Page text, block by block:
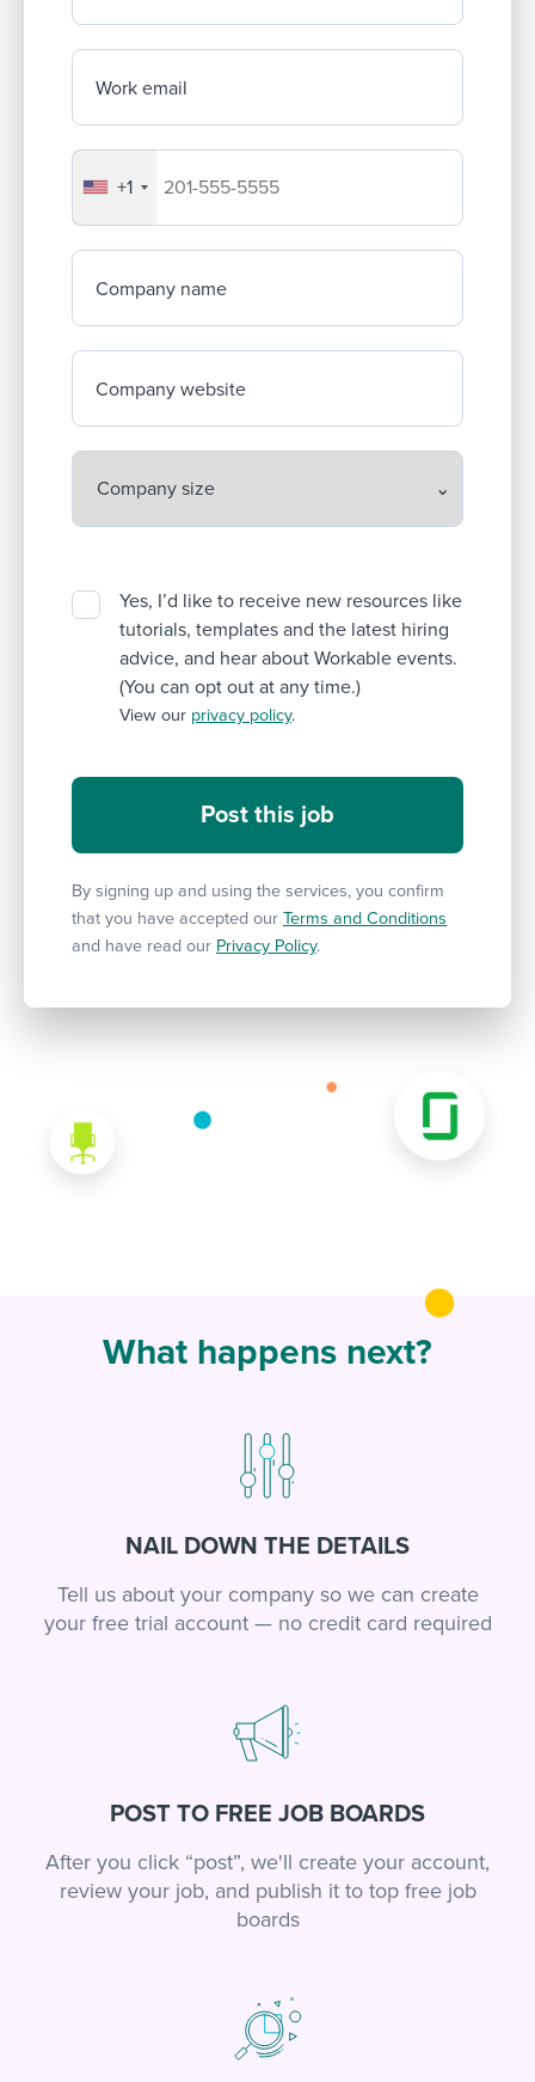
Work email
Your company's phone number
+1
Company name
Company website
Yes, I’d like to receive new resources like
tutorials, templates and the latest hiring
advice, and hear about Workable events.
(You can opt out at any time.)
View our privacy policy.
By signing up and using the services, you confirm
that you have accepted our Terms and Conditions
and have read our Privacy Policy.
What happens next?
NAIL DOWN THE DETAILS
Tell us about your company so we can create
your free trial account — no credit card required
POST TO FREE JOB BOARDS
After you click “post”, we'll create your account,
review your job, and publish it to top free job
boards